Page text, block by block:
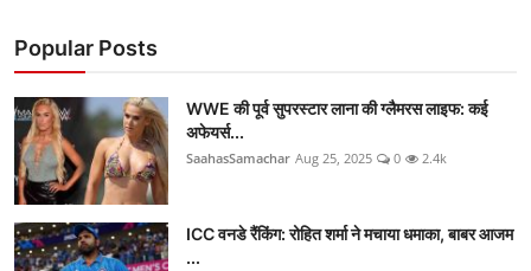
Popular Posts
WWE की पूर्व सुपरस्टार लाना की ग्लैमरस लाइफ: कई
अफेयर्स...
SaahasSamachar Aug 25, 2025 0 2.4k
ICC वनडे रैंकिंग: रोहित शर्मा ने मचाया धमाका, बाबर आजम
...